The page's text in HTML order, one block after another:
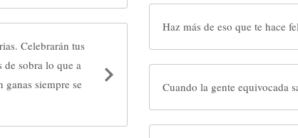
tus
Haz más de eso que te
Cuando la gente equivocada